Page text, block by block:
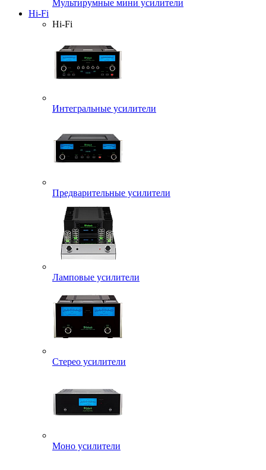
Мультирумные мини усилители
Hi-Fi
Hi-Fi
Интегральные усилители
Предварительные усилители
Ламповые усилители
Стерео усилители
Моно усилители